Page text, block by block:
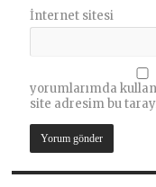
İnternet sitesi
yorumlarımda
site adresim bu